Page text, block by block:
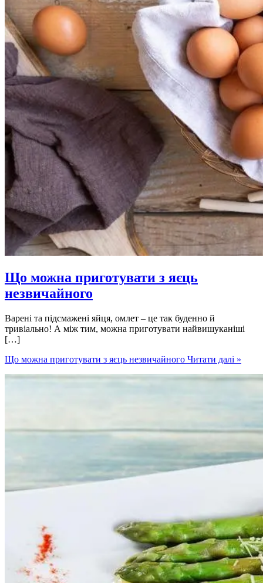
Що можна приготувати з яєць
незвичайного
Варені та підсмажені яйця, омлет – це так буденно й
тривіально! А між тим, можна приготувати найвишуканіші
[…]
Що можна приготувати з яєць незвичайного Читати далі »